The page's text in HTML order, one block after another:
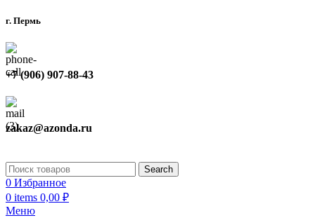
г. Пермь
+7 (906) 907-88-43
zakaz@azonda.ru
Search
0 Избранное
0 items 0,00 ₽
Меню